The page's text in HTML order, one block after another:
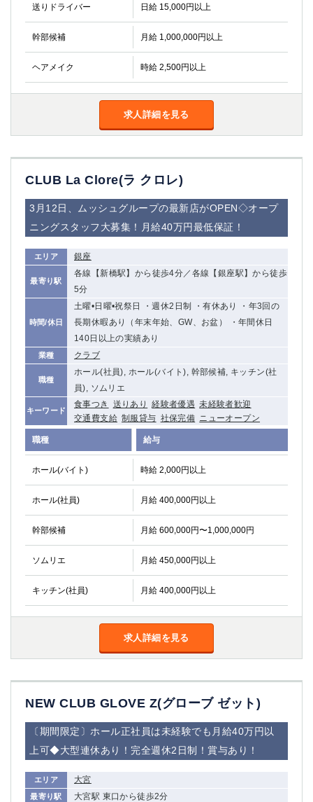
送りドライバー 日給 15,000円以上
幹部候補 月給 1,000,000円以上
ヘアメイク 時給 2,500円以上
求人詳細を見る
CLUB La Clore(ラ クロレ)
3月12日、ムッシュグループの最新店がOPEN◇オープ
ニングスタッフ大募集！月給40万円最低保証！
エリア 銀座
最寄り駅
各線【新橋駅】から徒歩4分／各線【銀座駅】から徒歩
5分
時間/休日
土曜•日曜•祝祭日 ・週休2日制 ・有休あり ・年3回の
長期休暇あり（年末年始、GW、お盆） ・年間休日
140日以上の実績あり
業種 クラブ
職種
ホール(社員), ホール(バイト), 幹部候補, キッチン(社
員), ソムリエ
キーワード
食事つき 送りあり 経験者優遇 未経験者歓迎
交通費支給 制服貸与 社保完備 ニューオープン
職種 給与
ホール(バイト) 時給 2,000円以上
ホール(社員) 月給 400,000円以上
幹部候補 月給 600,000円〜1,000,000円
ソムリエ 月給 450,000円以上
キッチン(社員) 月給 400,000円以上
求人詳細を見る
NEW CLUB GLOVE Z(グローブ ゼット)
〔期間限定〕ホール正社員は未経験でも月給40万円以
上可◆大型連休あり！完全週休2日制！賞与あり！
エリア 大宮
最寄り駅 大宮駅 東口から徒歩2分